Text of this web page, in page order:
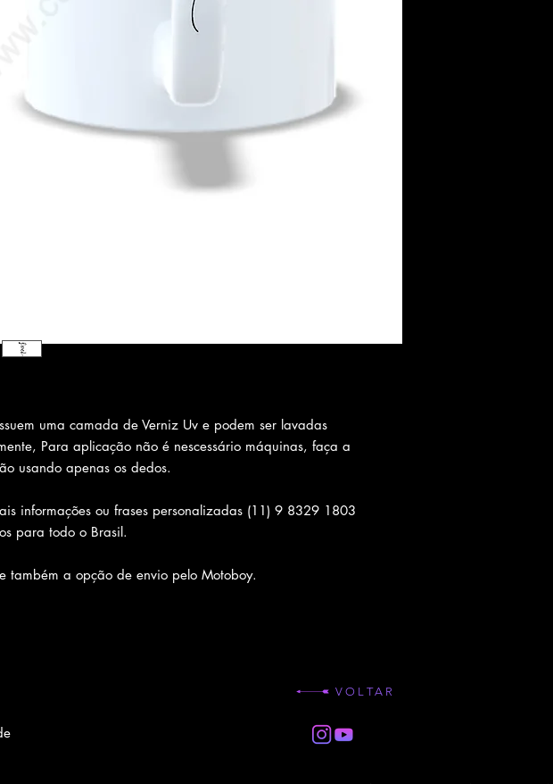
uma camada de Verniz Uv e podem ser lavadas
Para aplicação não é nescessário máquinas, faça a
usando apenas os dedos.
informações ou frases personalizadas (11) 9 8329 1803
para todo o Brasil.
também a opção de envio pelo Motoboy.
VOLTAR